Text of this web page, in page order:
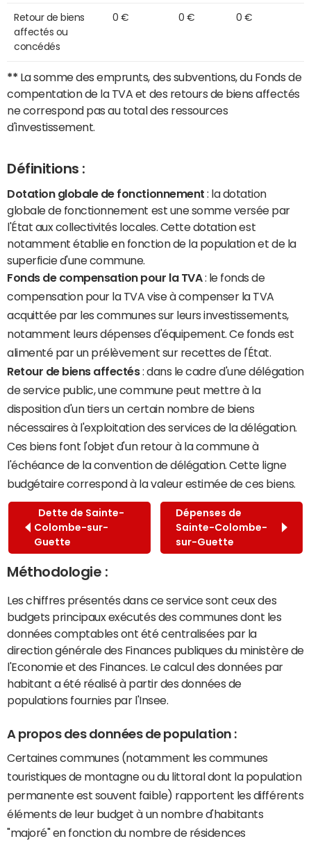
Retour de biens
affectés ou
concédés
0 € 0 € 0 €
** La somme des emprunts, des subventions, du Fonds de
compentation de la TVA et des retours de biens affectés
ne correspond pas au total des ressources
d'investissement.
Définitions :
Dotation globale de fonctionnement : la dotation
globale de fonctionnement est une somme versée par
l'État aux collectivités locales. Cette dotation est
notamment établie en fonction de la population et de la
superficie d'une commune.
Fonds de compensation pour la TVA: le fonds de
compensation pour la TVA vise à compenser la TVA
acquittée par les communes sur leurs investissements,
notamment leurs dépenses d'équipement. Ce fonds est
alimenté par un prélèvement sur recettes de l'État.
Retour de biens affectés: dans le cadre d'une délégation
de service public, une commune peut mettre à la
disposition d'un tiers un certain nombre de biens
nécessaires à l'exploitation des services de la délégation.
Ces biens font l'objet d'un retour à la commune à
l'échéance de la convention de délégation. Cette ligne
budgétaire correspond à la valeur estimée de ces biens.
Dette de Sainte-
Colombe-sur-
Guette
Dépenses de
Sainte-Colombe-
sur-Guette
Méthodologie :
Les chiffres présentés dans ce service sont ceux des
budgets principaux exécutés des communes dont les
données comptables ont été centralisées par la
direction générale des Finances publiques du ministère de
l'Economie et des Finances. Le calcul des données par
habitant a été réalisé à partir des données de
populations fournies par l'Insee.
A propos des données de population :
Certaines communes (notamment les communes
touristiques de montagne ou du littoral dont la population
permanente est souvent faible) rapportent les différents
éléments de leur budget à un nombre d'habitants
"majoré" en fonction du nombre de résidences